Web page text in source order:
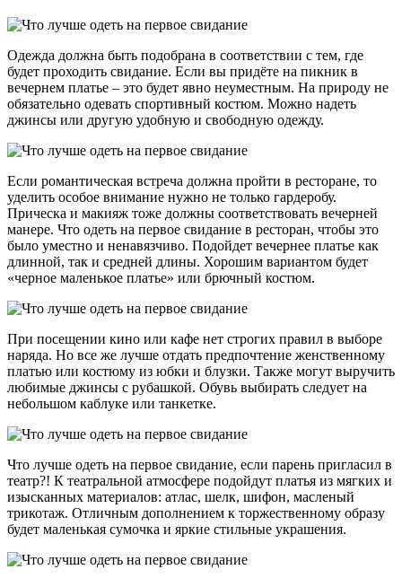
Одежда должна быть подобрана в соответствии с тем, где
будет проходить свидание. Если вы придёте на пикник в
вечернем платье – это будет явно неуместным. На природу не
обязательно одевать спортивный костюм. Можно надеть
джинсы или другую удобную и свободную одежду.
Если романтическая встреча должна пройти в ресторане, то
уделить особое внимание нужно не только гардеробу.
Прическа и макияж тоже должны соответствовать вечерней
манере. Что одеть на первое свидание в ресторан, чтобы это
было уместно и ненавязчиво. Подойдет вечернее платье как
длинной, так и средней длины. Хорошим вариантом будет
«черное маленькое платье» или брючный костюм.
При посещении кино или кафе нет строгих правил в выборе
наряда. Но все же лучше отдать предпочтение женственному
платью или костюму из юбки и блузки. Также могут выручить
любимые джинсы с рубашкой. Обувь выбирать следует на
небольшом каблуке или танкетке.
Что лучше одеть на первое свидание, если парень пригласил в
театр?! К театральной атмосфере подойдут платья из мягких и
изысканных материалов: атлас, шелк, шифон, масленый
трикотаж. Отличным дополнением к торжественному образу
будет маленькая сумочка и яркие стильные украшения.